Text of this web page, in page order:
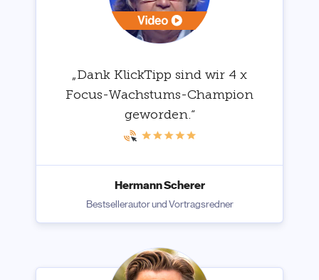
„Dank KlickTipp sind wir 4 x
Focus-Wachstums-Champion
geworden.“
Hermann Scherer
Bestsellerautor und Vortragsredner